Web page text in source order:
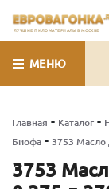
ЛУЧШИЕ ПИЛОМАТЕРИАЛЫ В МОСКВЕ
МЕНЮ
Главная - Каталог -
Биофа - 3753 Масло
3753